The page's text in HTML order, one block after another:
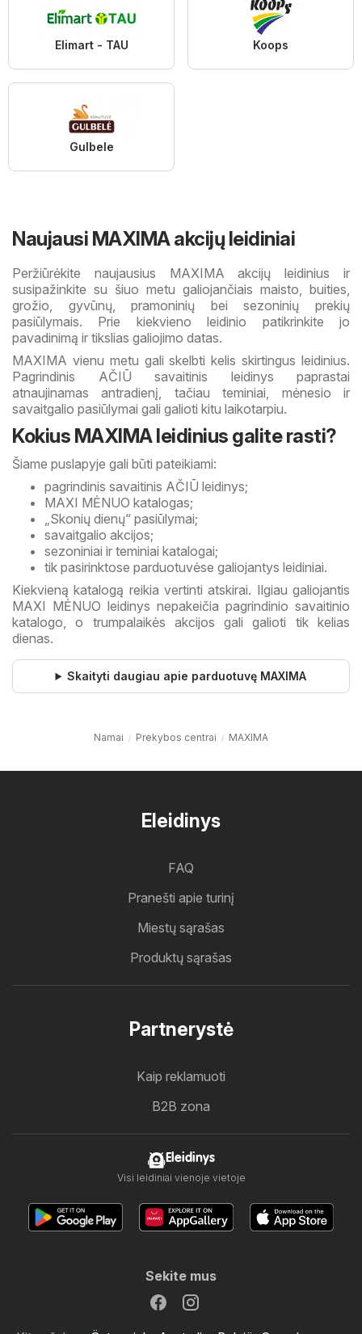
Elimart - TAU Koops
Gulbele
Naujausi MAXIMA akcijų leidiniai
Peržiūrėkite naujausius MAXIMA akcijų leidinius ir
susipažinkite su šiuo metu galiojančiais maisto, buities,
grožio, gyvūnų, pramoninių bei sezoninių prekių
pasiūlymais. Prie kiekvieno leidinio patikrinkite jo
pavadinimą ir tikslias galiojimo datas.
MAXIMA vienu metu gali skelbti kelis skirtingus leidinius.
Pagrindinis AČIŪ savaitinis leidinys paprastai
atnaujinamas antradienį, tačiau teminiai, mėnesio ir
savaitgalio pasiūlymai gali galioti kitu laikotarpiu.
Kokius MAXIMA leidinius galite rasti?
Šiame puslapyje gali būti pateikiami:
pagrindinis savaitinis AČIŪ leidinys;
MAXI MĖNUO katalogas;
„Skonių dienų“ pasiūlymai;
savaitgalio akcijos;
sezoniniai ir teminiai katalogai;
tik pasirinktose parduotuvėse galiojantys leidiniai.
Kiekvieną katalogą reikia vertinti atskirai. Ilgiau galiojantis
MAXI MĖNUO leidinys nepakeičia pagrindinio savaitinio
katalogo, o trumpalaikės akcijos gali galioti tik kelias
dienas.
Skaityti daugiau apie parduotuvę MAXIMA
Namai Prekybos centrai MAXIMA
Eleidinys
FAQ
Pranešti apie turinį
Miestų sąrašas
Produktų sąrašas
Partnerystė
Kaip reklamuoti
B2B zona
Eleidinys
Visi leidiniai vienoje vietoje
Sekite mus